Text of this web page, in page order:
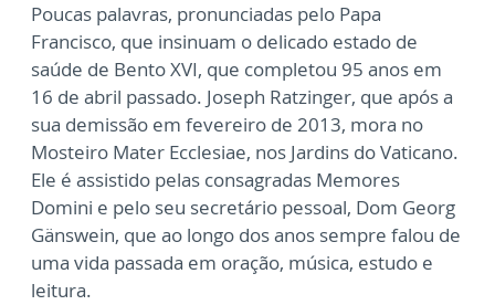
Poucas palavras, pronunciadas pelo Papa
Francisco, que insinuam o delicado estado de
saúde de Bento XVI, que completou 95 anos em
16 de abril passado. Joseph Ratzinger, que após a
sua demissão em fevereiro de 2013, mora no
Mosteiro Mater Ecclesiae, nos Jardins do Vaticano.
Ele é assistido pelas consagradas Memores
Domini e pelo seu secretário pessoal, Dom Georg
Gänswein, que ao longo dos anos sempre falou de
uma vida passada em oração, música, estudo e
leitura.